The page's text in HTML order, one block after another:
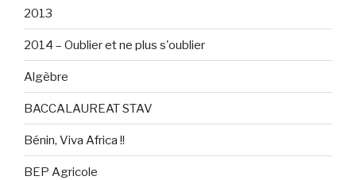
2013
2014 – Oublier et ne plus s'oublier
Algèbre
BACCALAUREAT STAV
Bénin, Viva Africa !!
BEP Agricole